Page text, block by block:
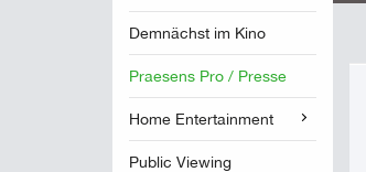
Demnächst im Kino
Praesens Pro / Presse
Home Entertainment
Public Viewing